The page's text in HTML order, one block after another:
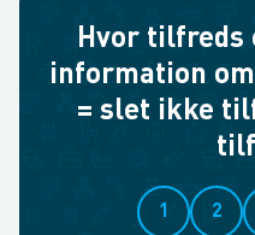
Hvor tilfreds
information
= slet ikke
1 2